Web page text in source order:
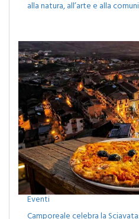
Eventi
Camporeale celebra la
concerto dei Ricchi e Poveri